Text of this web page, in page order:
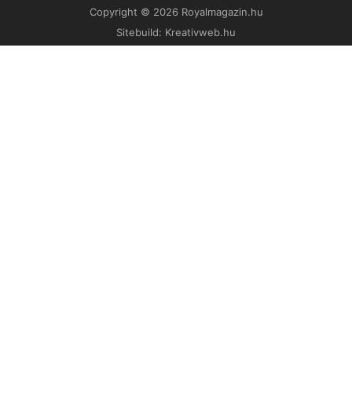
Copyright © 2026 Royalmagazin.hu
Sitebuild: Kreativweb.hu